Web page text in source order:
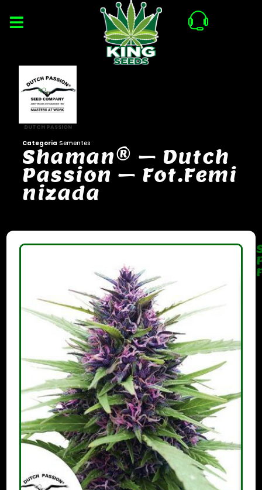
DUTCH PASSION
Categoria Sementes
Shaman® – Dutch
Passion – Fot.Femi
nizada